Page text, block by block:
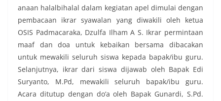
anaan halalbihalal dalam kegiatan apel dimulai dengan
pembacaan ikrar syawalan yang diwakili oleh ketua
OSIS Padmacaraka, Dzulfa Ilham A S. Ikrar permintaan
maaf dan doa untuk kebaikan bersama dibacakan
untuk mewakili seluruh siswa kepada bapak/ibu guru.
Selanjutnya, ikrar dari siswa dijawab oleh Bapak Edi
Suryanto, M.Pd, mewakili seluruh bapak/ibu guru.
Acara ditutup dengan do’a oleh Bapak Gunardi, S.Pd.